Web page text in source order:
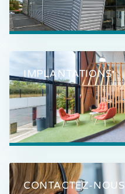
IMPLANTATIONS
CONTACTEZ-NOUS